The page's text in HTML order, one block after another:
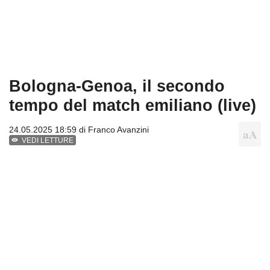
Bologna-Genoa, il secondo
tempo del match emiliano (live)
24.05.2025 18:59 di Franco Avanzini
VEDI LETTURE